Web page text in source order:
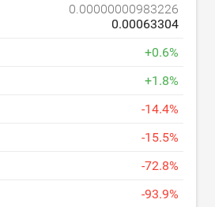
0.00000000983226
0.00063304
+0.6%
+1.8%
-14.4%
-15.5%
-72.8%
-93.9%